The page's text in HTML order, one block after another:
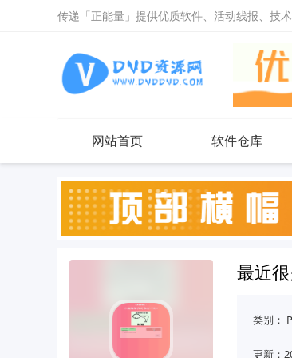
传递「正能量」提供优质软件、活动线报、技
网站首页 软件仓库
最近
类别：
更新：